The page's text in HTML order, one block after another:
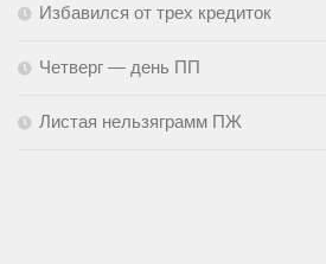
Избавился от трех кредиток
Четверг — день ПП
Листая нельзяграмм ПЖ